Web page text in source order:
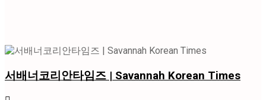
서배너코리안타임즈 | Savannah Korean Times